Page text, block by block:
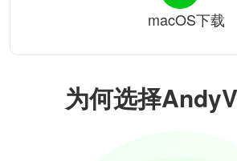
为何选择
macOS下载